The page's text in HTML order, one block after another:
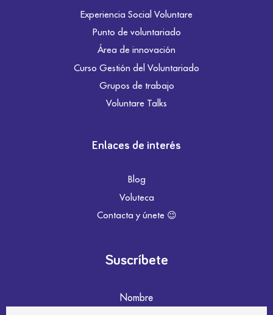
Experiencia Social Voluntare
Punto de voluntariado
Área de innovación
Curso Gestión del Voluntariado
Grupos de trabajo
Voluntare Talks
Enlaces de interés
Blog
Voluteca
Contacta y únete 😉
Suscríbete
Nombre